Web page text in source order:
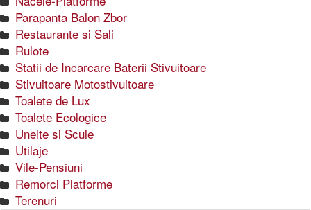
Parapanta Balon Zbor
Restaurante si Sali
Rulote
Statii de Incarcare Baterii Stivuitoare
Stivuitoare Motostivuitoare
Toalete de Lux
Toalete Ecologice
Unelte si Scule
Utilaje
Vile-Pensiuni
Remorci Platforme
Terenuri